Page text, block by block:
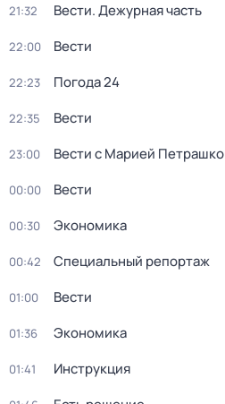
21:32 Вести. Дежурная часть
22:00 Вести
22:23 Погода 24
22:35 Вести
23:00 Вести с Марией Петрашко
00:00 Вести
00:30 Экономика
00:42 Специальный репортаж
01:00 Вести
01:36 Экономика
01:41 Инструкция